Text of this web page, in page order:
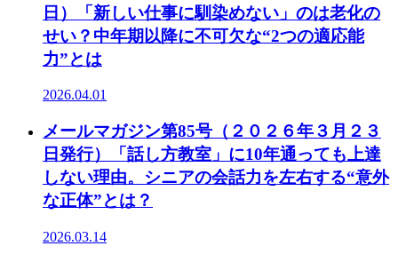
日）「新しい仕事に馴染めない」のは老化の
せい？中年期以降に不可欠な“2つの適応能
力”とは
2026.04.01
メールマガジン第85号（２０２６年３月２３
日発行）「話し方教室」に10年通っても上達
しない理由。シニアの会話力を左右する“意外
な正体”とは？
2026.03.14